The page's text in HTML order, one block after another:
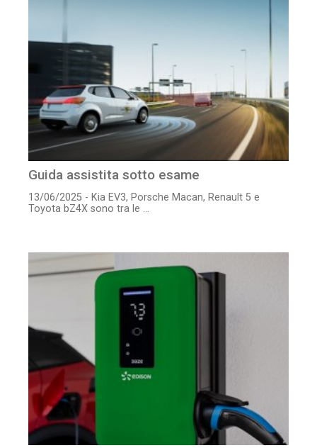
Guida assistita sotto esame
13/06/2025 - Kia EV3, Porsche Macan, Renault 5 e
Toyota bZ4X sono tra le ...